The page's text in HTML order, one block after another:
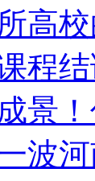
高
程
景
波